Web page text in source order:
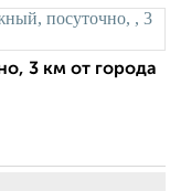
3 км от города